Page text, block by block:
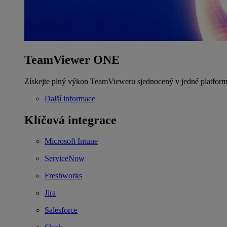
TeamViewer ONE
Získejte plný výkon TeamVieweru sjednocený v jedné
Další informace
Klíčová integrace
Microsoft Intune
ServiceNow
Freshworks
Jira
Salesforce